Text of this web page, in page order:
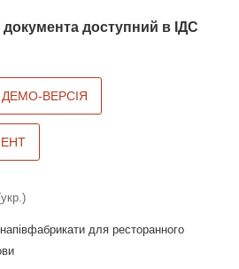
доступний в ІДС
ДЕМО-ВЕРСІЯ
для ресторанного